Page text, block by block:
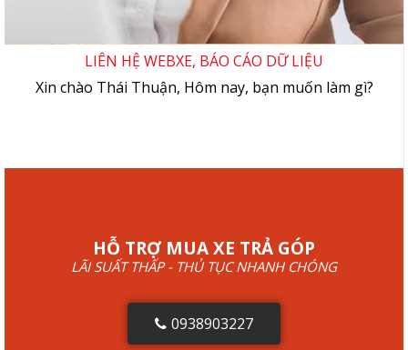
LIÊN HỆ WEBXE, BÁO CÁO DỮ LIỆU
Xin chào Thái Thuận, Hôm nay, bạn muốn làm gì?
HỖ TRỢ MUA XE TRẢ GÓP
LÃI SUẤT THẤP - THỦ TỤC NHANH CHÓNG
0938903227